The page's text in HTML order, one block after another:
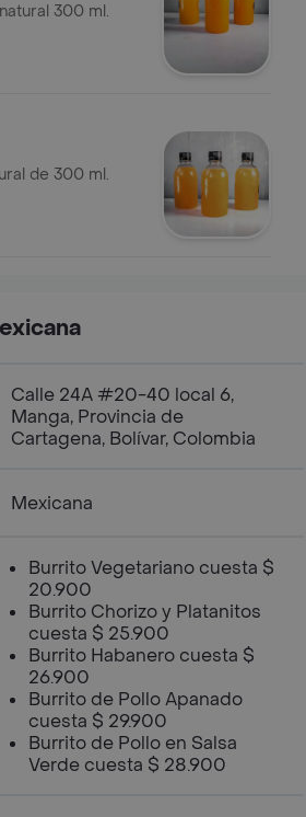
300 ml.
de 300 ml.
Calle 24A #20-40 local 6,
Manga, Provincia de
Cartagena, Bolívar, Colombia
Mexicana
Burrito Vegetariano cuesta $
20.900
Burrito Chorizo y Platanitos
cuesta $ 25.900
Burrito Habanero cuesta $
26.900
Burrito de Pollo Apanado
cuesta $ 29.900
Burrito de Pollo en Salsa
Verde cuesta $ 28.900